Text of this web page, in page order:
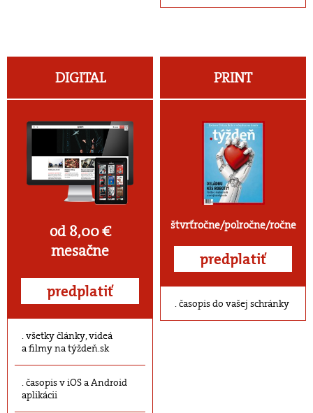
DIGITAL
od 8,00 €
mesačne
predplatiť
všetky články, videá
a filmy na týždeň.sk
časopis v iOS a Android
aplikácii
PRINT
štvrťročne/polročne/ročne
predplatiť
časopis do vašej schránky